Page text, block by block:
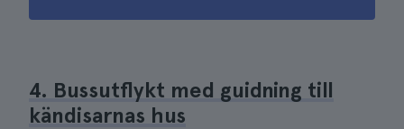
4. Bussutflykt med guidning till
kändisarnas hus